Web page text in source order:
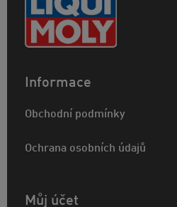
Informace
Obchodní podmínky
Ochrana osobních údajů
Můj účet